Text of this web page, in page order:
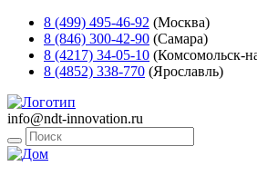
8 (499) 495-46-92 (Москва)
8 (846) 300-42-90 (Самара)
8 (4217) 34-05-10 (Комсомольск-
8 (4852) 338-770 (Ярославль)
info@ndt-innovation.ru